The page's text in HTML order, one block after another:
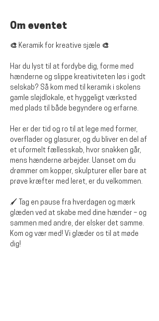
Om eventet
🎨 Keramik for kreative sjæle 🎨
Har du lyst til at fordybe dig, forme med
hænderne og slippe kreativiteten løs i godt
selskab? Så kom med til keramik i skolens
gamle sløjdlokale, et hyggeligt værksted
med plads til både begyndere og erfarne.
Her er der tid og ro til at lege med former,
overflader og glasurer, og du bliver en del af
et uformelt fællesskab, hvor snakken går,
mens hænderne arbejder. Uanset om du
drømmer om kopper, skulpturer eller bare at
prøve kræfter med leret, er du velkommen.
🖌️ Tag en pause fra hverdagen og mærk
glæden ved at skabe med dine hænder – og
sammen med andre, der elsker det samme.
Kom og vær med! Vi glæder os til at møde
dig!